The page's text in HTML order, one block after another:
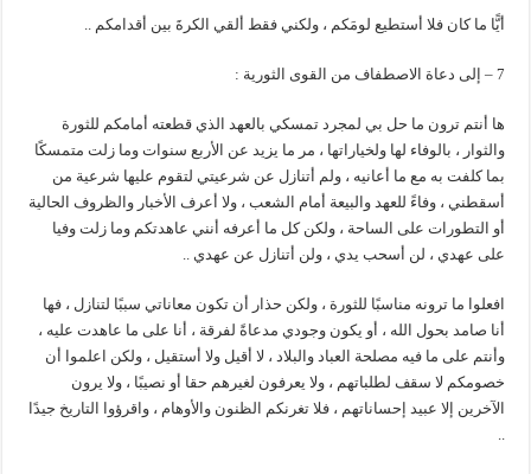
أيًّا ما كان فلا أستطيع لومَكم ، ولكني فقط ألقي الكرةَ بين أقدامكم ..
7 – إلى دعاة الاصطفاف من القوى الثورية :
ها أنتم ترون ما حل بي لمجرد تمسكي بالعهد الذي قطعته أمامكم للثورة
والثوار ، بالوفاء لها ولخياراتها ، مر ما يزيد عن الأربع سنوات وما زلت متمسكًا
بما كلفت به مع ما أعانيه ، ولم أتنازل عن شرعيتي لتقوم عليها شرعية من
أسقطني ، وفاءً للعهد والبيعة أمام الشعب ، ولا أعرف الأخبار والظروف الحالية
أو التطورات على الساحة ، ولكن كل ما أعرفه أنني عاهدتكم وما زلت وفيا
على عهدي ، لن أسحب يدي ، ولن أتنازل عن عهدي ..
افعلوا ما ترونه مناسبًا للثورة ، ولكن حذار أن تكون معاناتي سببًا لتنازل ، فها
أنا صامد بحول الله ، أو يكون وجودي مدعاةً لفرقة ، أنا على ما عاهدت عليه ،
وأنتم على ما فيه مصلحة العباد والبلاد ، لا أقيل ولا أستقيل ، ولكن اعلموا أن
خصومكم لا سقف لطلباتهم ، ولا يعرفون لغيرهم حقا أو نصيبًا ، ولا يرون
الآخرين إلا عبيد إحساناتهم ، فلا تغرنكم الظنون والأوهام ، واقرؤوا التاريخ جيدًا
..